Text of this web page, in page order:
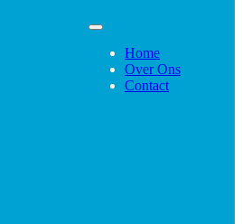
Home
Over Ons
Contact